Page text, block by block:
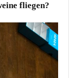
fliegen?